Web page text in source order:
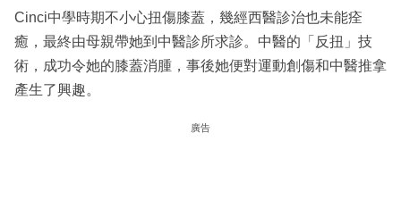
Cinci中學時期不小心扭傷膝蓋，幾經西醫診治也未能痊
癒，最終由母親帶她到中醫診所求診。中醫的「反扭」技
術，成功令她的膝蓋消腫，事後她便對運動創傷和中醫推拿
產生了興趣。
廣告